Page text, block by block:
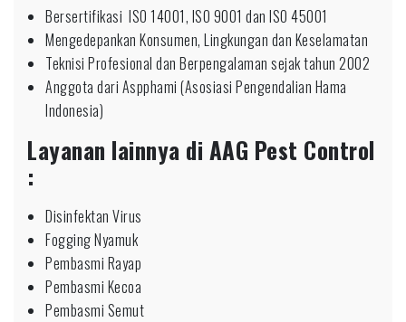
Bersertifikasi ISO 14001, ISO 9001 dan ISO 45001
Mengedepankan Konsumen, Lingkungan dan Keselamatan
Teknisi Profesional dan Berpengalaman sejak tahun 2002
Anggota dari Aspphami (Asosiasi Pengendalian Hama
Indonesia)
Layanan lainnya di AAG Pest Control
:
Disinfektan Virus
Fogging Nyamuk
Pembasmi Rayap
Pembasmi Kecoa
Pembasmi Semut